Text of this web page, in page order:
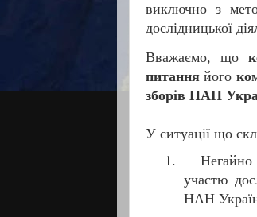
виключно з
дослідницької
Вважаємо, що
питання його
зборів НАН
У ситуації що
1.
Негайно
участю
НАН